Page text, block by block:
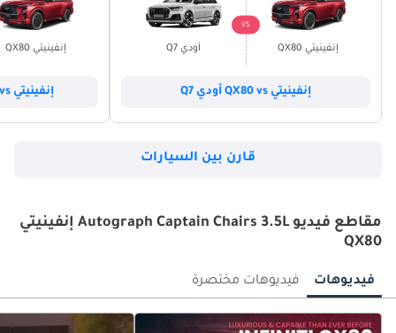
إنفينيتي QX80
VS
أودي Q7
إنفينيتي QX80 vs أودي Q7
إنفينيتي QX80
إنفينيتي QX80 vs بي أم دبليو X5
قارن بين السيارات
مقاطع فيديو Autograph Captain Chairs 3.5L إنفينيتي
QX80
فيديوهات فيديوهات مختصرة